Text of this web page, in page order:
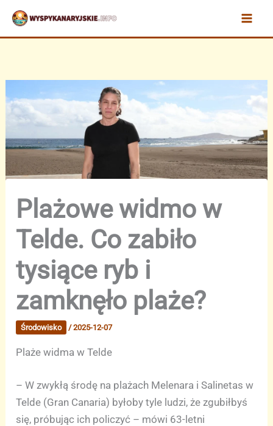
Przejdź
treści
Plażowe widmo w
Telde. Co zabiło
tysiące ryb i
zamknęło plaże?
Środowisko /2025-12-07
Plaże widma w Telde
– W zwykłą środę na plażach Melenara i Salinetas w
Telde (Gran Canaria) byłoby tyle ludzi, że zgubiłbyś
się, próbując ich policzyć – mówi 63-letni